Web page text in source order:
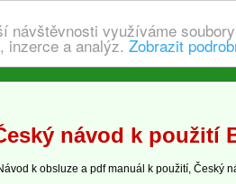
využíváme
a analýz. Zobrazit
návod k použití
k obsluze a pdf manuál k použití, Český